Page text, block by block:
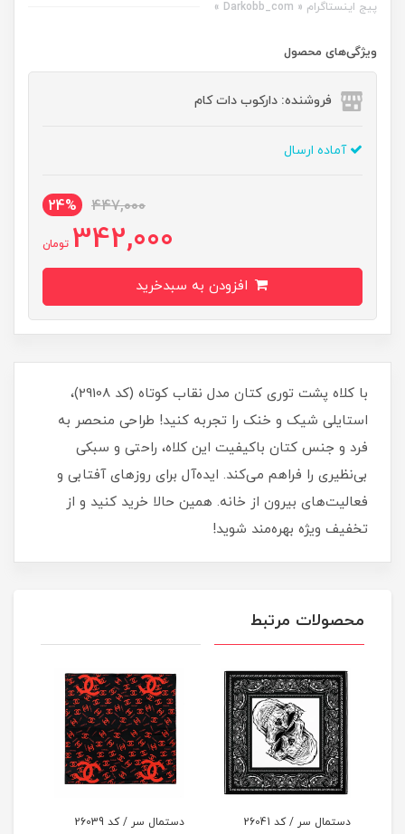
پیج اینستاگرام « Darkobb_com »
ویژگی‌های محصول
فروشنده: دارکوب دات کام
آماده ارسال
447,000
24%
342,000 تومان
با کلاه پشت توری کتان مدل نقاب کوتاه (کد 29108)،
استایلی شیک و خنک را تجربه کنید! طراحی منحصر به
فرد و جنس کتان باکیفیت این کلاه، راحتی و سبکی
بی‌نظیری را فراهم می‌کند. ایده‌آل برای روزهای آفتابی و
فعالیت‌های بیرون از خانه. همین حالا خرید کنید و از
تخفیف ویژه بهره‌مند شوید!
محصولات مرتبط
دستمال سر / کد 26041 دستمال سر / کد 26039